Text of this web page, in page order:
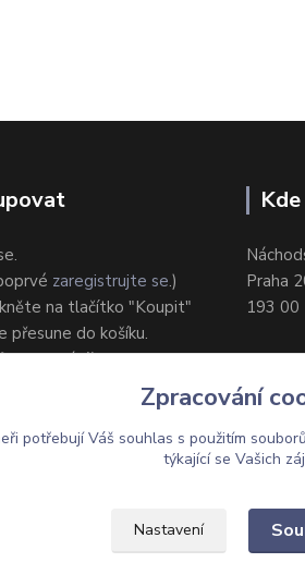
zaregistrujte se.)
na tlačítko "Koupit"
přesune do košíku.
dodání/platby.
Praha
193 00
Upravit sběr
Zpracování
potřebují Váš souhlas s použitím
týkající se Vašich
Nastavení